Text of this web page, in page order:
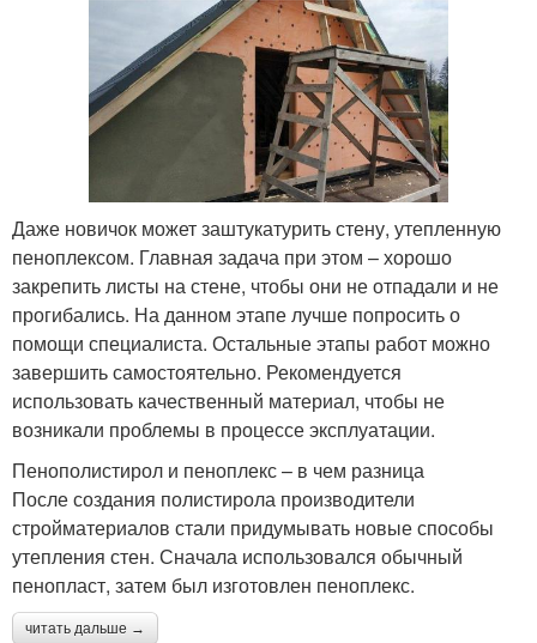
Даже новичок может заштукатурить стену, утепленную
пеноплексом. Главная задача при этом – хорошо
закрепить листы на стене, чтобы они не отпадали и не
прогибались. На данном этапе лучше попросить о
помощи специалиста. Остальные этапы работ можно
завершить самостоятельно. Рекомендуется
использовать качественный материал, чтобы не
возникали проблемы в процессе эксплуатации.
Пенополистирол и пеноплекс – в чем разница
После создания полистирола производители
стройматериалов стали придумывать новые способы
утепления стен. Сначала использовался обычный
пенопласт, затем был изготовлен пеноплекс.
читать дальше →